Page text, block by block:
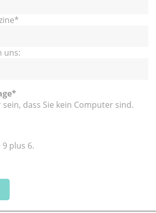
*
uns:
*
dass Sie kein Computer sind.
plus 6.